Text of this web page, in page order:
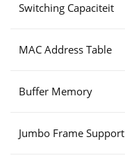
Switching Capaciteit
MAC Address Table
Buffer Memory
Jumbo Frame Support